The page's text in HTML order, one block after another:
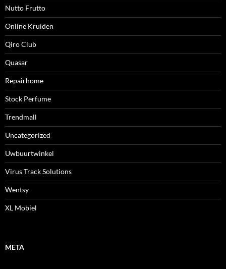
Nutto Frutto
Online Kruiden
Qiro Club
Quasar
Repairhome
Stock Perfume
Trendmall
Uncategorized
Uwbuurtwinkel
Virus Track Solutions
Wentsy
XL Mobiel
META